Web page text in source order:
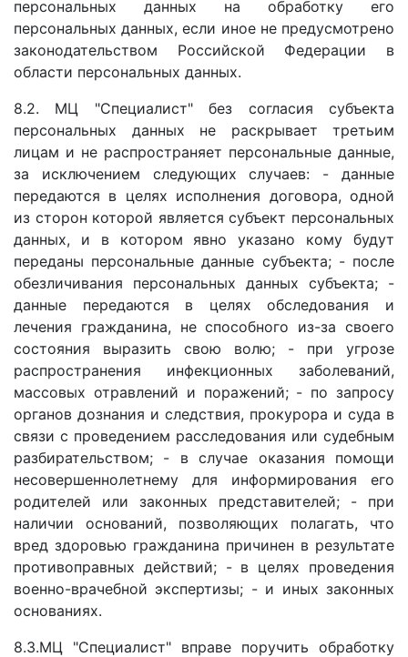
персональных данных на обработку его
персональных данных, если иное не предусмотрено
законодательством Российской Федерации в
области персональных данных.
8.2. МЦ "Специалист" без согласия субъекта
персональных данных не раскрывает третьим
лицам и не распространяет персональные данные,
за исключением следующих случаев: - данные
передаются в целях исполнения договора, одной
из сторон которой является субъект персональных
данных, и в котором явно указано кому будут
переданы персональные данные субъекта; - после
обезличивания персональных данных субъекта; -
данные передаются в целях обследования и
лечения гражданина, не способного из-за своего
состояния выразить свою волю; - при угрозе
распространения инфекционных заболеваний,
массовых отравлений и поражений; - по запросу
органов дознания и следствия, прокурора и суда в
связи с проведением расследования или судебным
разбирательством; - в случае оказания помощи
несовершеннолетнему для информирования его
родителей или законных представителей; - при
наличии оснований, позволяющих полагать, что
вред здоровью гражданина причинен в результате
противоправных действий; - в целях проведения
военно-врачебной экспертизы; - и иных законных
основаниях.
8.3.МЦ "Специалист" вправе поручить обработку